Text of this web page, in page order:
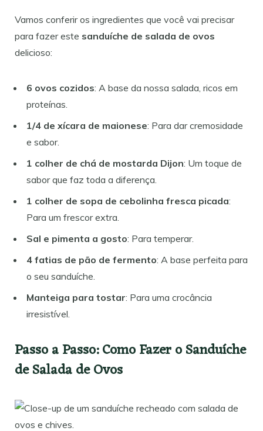
Vamos conferir os ingredientes que você vai precisar
para fazer este sanduíche de salada de ovos
delicioso:
6 ovos cozidos: A base da nossa salada, ricos em
proteínas.
1/4 de xícara de maionese: Para dar cremosidade
e sabor.
1 colher de chá de mostarda Dijon: Um toque de
sabor que faz toda a diferença.
1 colher de sopa de cebolinha fresca picada:
Para um frescor extra.
Sal e pimenta a gosto: Para temperar.
4 fatias de pão de fermento: A base perfeita para
o seu sanduíche.
Manteiga para tostar: Para uma crocância
irresistível.
Passo a Passo: Como Fazer o Sanduíche
de Salada de Ovos